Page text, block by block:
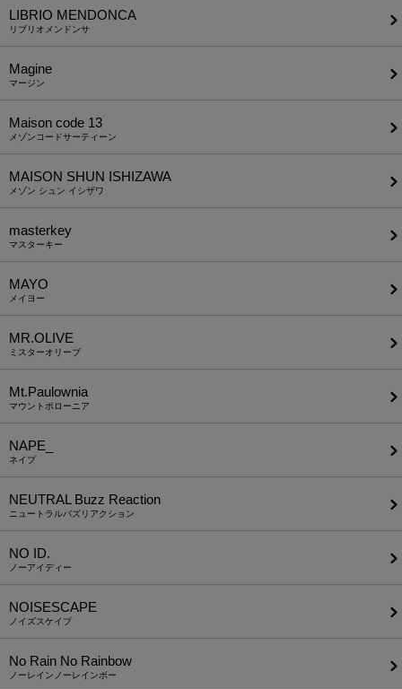
LIBRIO MENDONCA
リブリオメンドンサ
Magine
マージン
Maison code 13
メゾンコードサーティーン
MAISON SHUN ISHIZAWA
メゾン シュン イシザワ
masterkey
マスターキー
MAYO
メイヨー
MR.OLIVE
ミスターオリーブ
Mt.Paulownia
マウントポローニア
NAPE_
ネイプ
NEUTRAL Buzz Reaction
ニュートラルバズリアクション
NO ID.
ノーアイディー
NOISESCAPE
ノイズスケイプ
No Rain No Rainbow
ノーレインノーレインボー